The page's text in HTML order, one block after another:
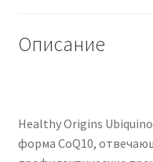
Описание
Healthy Origins
форма CoQ10,